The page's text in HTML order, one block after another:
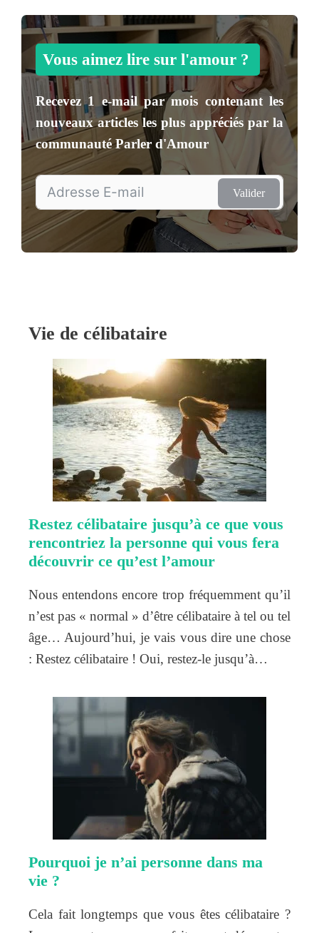
Vous aimez lire sur l'amour ?
Recevez1 e-mail par mois contenant les
nouveaux articles les plus appréciés par la
communautéParler d'Amour
Valider
Vie de célibataire
Restez célibataire jusqu’à ce que vous
rencontriez la personne qui vous fera
découvrir ce qu’est l’amour
Nous entendons encore trop fréquemment qu’il
n’est pas « normal » d’être célibataire à tel ou tel
âge… Aujourd’hui, je vais vous dire une chose
: Restez célibataire ! Oui, restez-le jusqu’à…
Pourquoi je n’ai personne dans ma
vie ?
Cela fait longtemps que vous êtes célibataire ?